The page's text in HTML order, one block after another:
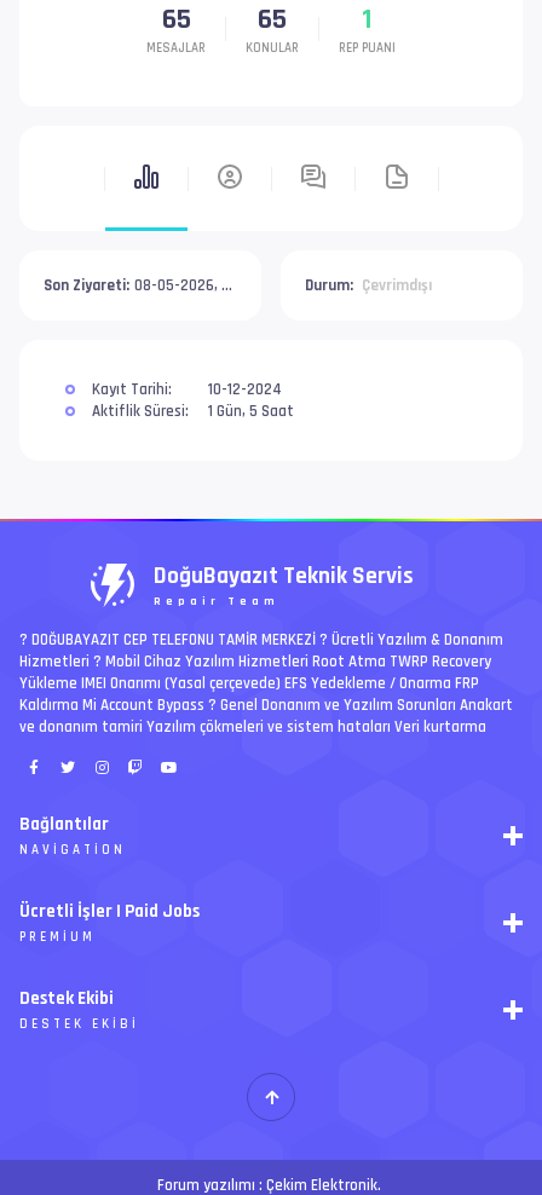
65
MESAJLAR
65
KONULAR
1
REP PUANI
Son Ziyareti: 08-05-2026, 04:31 PM Durum: Çevrimdışı
Kayıt Tarihi:
10-12-2024
Aktiflik Süresi:
1 Gün, 5 Saat
DoğuBayazıt Teknik Servis
Repair Team
? DOĞUBAYAZIT CEP TELEFONU TAMİR MERKEZİ ?️ Ücretli Yazılım & Donanım
Hizmetleri ? Mobil Cihaz Yazılım Hizmetleri Root Atma TWRP Recovery
Yükleme IMEI Onarımı (Yasal çerçevede) EFS Yedekleme / Onarma FRP
Kaldırma Mi Account Bypass ? Genel Donanım ve Yazılım Sorunları Anakart
ve donanım tamiri Yazılım çökmeleri ve sistem hataları Veri kurtarma
Bağlantılar
NAVIGATION
Arşiv
Ajanda
Forum Yönetimi
Forumları Okundu Kabul Et
Ücretli İşler | Paid Jobs
PREMIUM
Paketler
Özel tema
Destek Ekibi
DESTEK EKIBI
İ
T H
Forum yazılımı : Çekim Elektronik.